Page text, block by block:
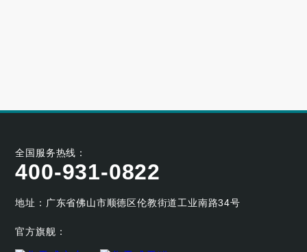
全国服务热线：
400-931-0822
地址：广东省佛山市顺德区伦教街道工业南路34号
官方旗舰：